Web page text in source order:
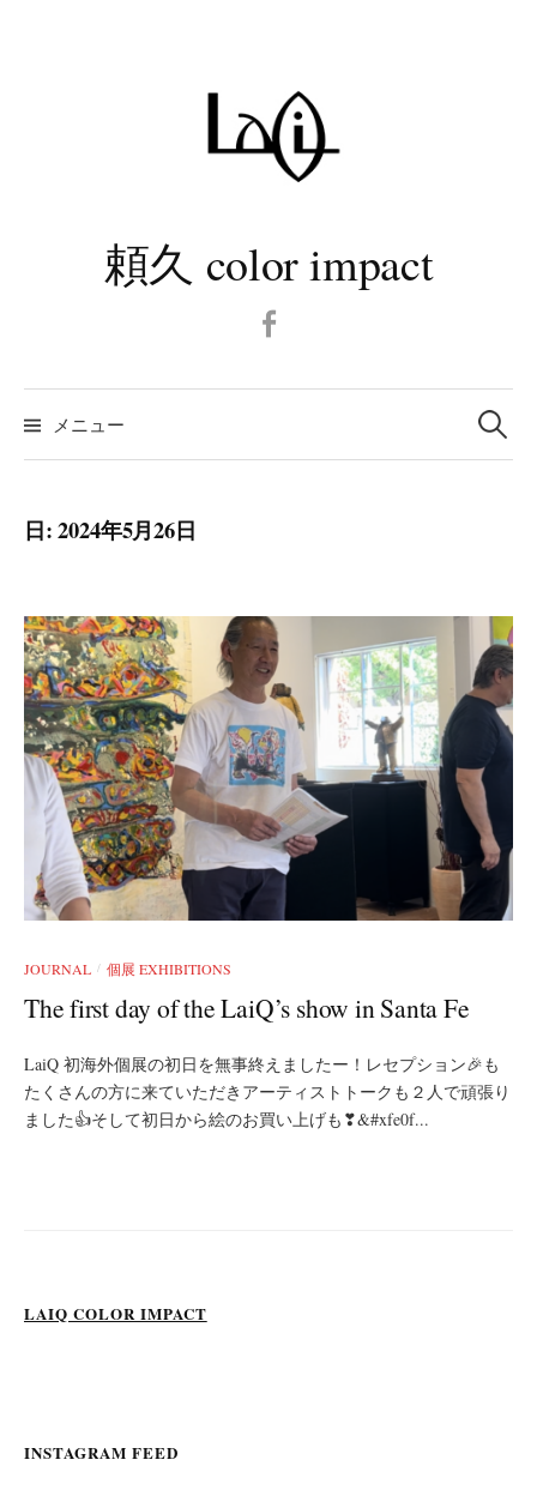
頼久 color impact
メニュー 検
日:2024年5月26日
JOURNAL / 個展 EXHIBITIONS
The first day of the LaiQ’s show in Santa Fe
LaiQ 初海外個展の初日を無事終えましたー！レセプション🎉も
たくさんの方に来ていただきアーティストトークも２人で頑張り
ました👍そして初日から絵のお買い上げも❣&#xfe0f...
LAIQ COLOR IMPACT
INSTAGRAM FEED